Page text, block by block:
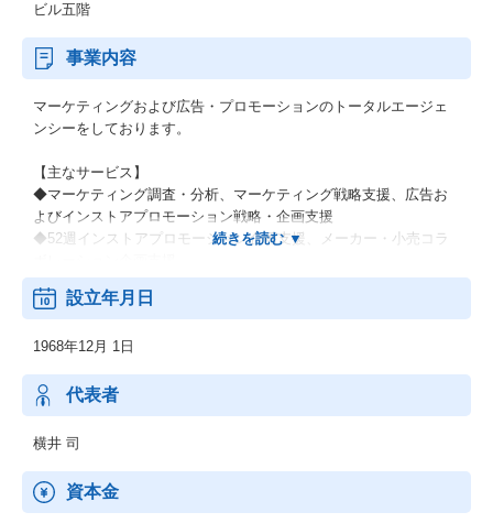
ビル五階
事業内容
マーケティングおよび広告・プロモーションのトータルエージェ
ンシーをしております。
【主なサービス】
◆マーケティング調査・分析、マーケティング戦略支援、広告お
よびインストアプロモーション戦略・企画支援
◆52週インストアプロモーション企画支援、メーカー・小売コラ
◆ブランド開発・育成計画支援、クロスメディアプロモーション
企画支援
戦略支援、デザイン制作
◆デジタル媒体企画制作、WEBコミュニケーションサイト運営、
各種SPツール制作・物流システム運営
など
設立年月日
1968年12月 1日
代表者
横井 司
資本金